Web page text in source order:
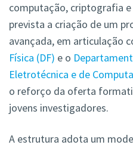
computação, criptografia
prevista a criação de um
avançada, em articulação
Física (DF) e o
Eletrotécnica e de
o reforço da oferta
jovens investigadores.
A estrutura adota um